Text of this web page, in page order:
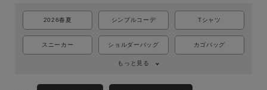
キーワード
2026春夏 シンプルコーデ Tシャツ
スニーカー ショルダーバッグ カゴバッグ
もっと見る